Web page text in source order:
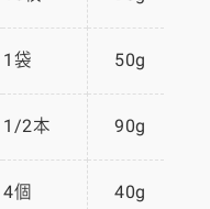
1袋 50g
1/2本 90g
4個 40g